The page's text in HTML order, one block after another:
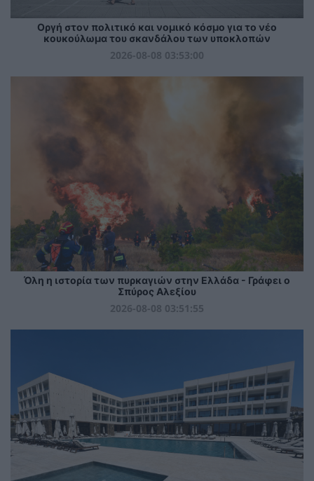
Οργή στον πολιτικό και νομικό κόσμο για το νέο
κουκούλωμα του σκανδάλου των υποκλοπών
2026-08-08 03:53:00
Όλη η ιστορία των πυρκαγιών στην Ελλάδα - Γράφει ο
Σπύρος Αλεξίου
2026-08-08 03:51:55